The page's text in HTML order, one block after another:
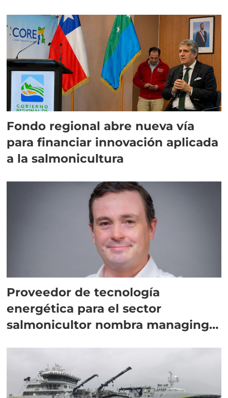
Fondo regional abre nueva vía
para financiar innovación aplicada
a la salmonicultura
Proveedor de tecnología
energética para el sector
salmonicultor nombra managing